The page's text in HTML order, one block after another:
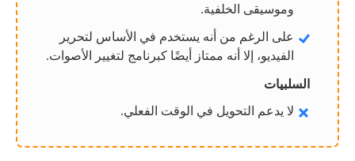
وموسيقى الخلفية.
على الرغم من أنه يستخدم في الأساس لتحرير
الفيديو، إلا أنه ممتاز أيضًا كبرنامج لتغيير الأصوات.
السلبيات
لا يدعم التحويل في الوقت الفعلي.